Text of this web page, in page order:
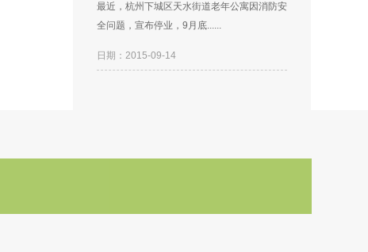
最近，杭州下城区天水街道老年公寓因消防安
全问题，宣布停业，9月底......
日期：2015-09-14